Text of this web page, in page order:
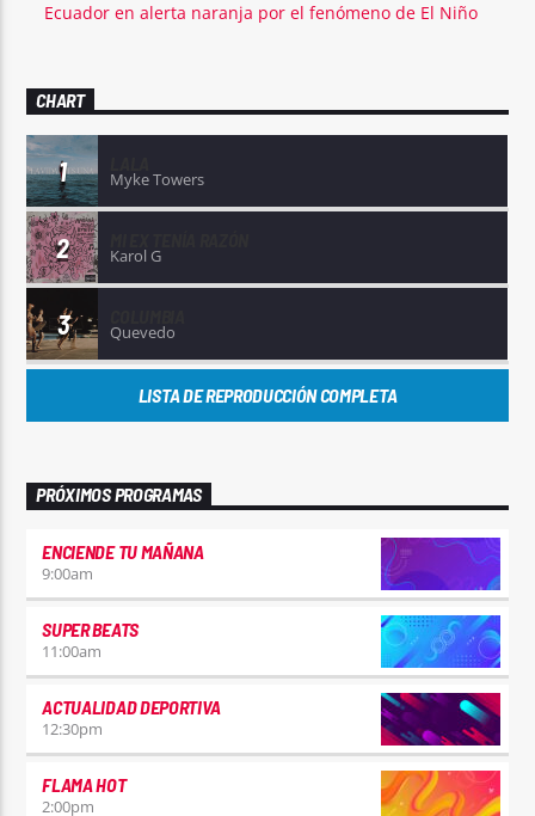
Ecuador en alerta naranja por el fenómeno de El Niño
CHART
1 Myke Towers
2 Karol G
3 Quevedo
LISTA DE REPRODUCCIÓN COMPLETA
PRÓXIMOS PROGRAMAS
ENCIENDE TU MAÑANA
9:00am
SUPER BEATS
11:00am
ACTUALIDAD DEPORTIVA
12:30pm
FLAMA HOT
2:00pm